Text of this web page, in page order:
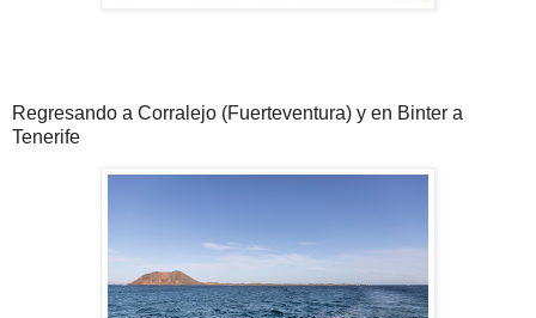
Regresando a Corralejo (Fuerteventura) y en Binter a
Tenerife